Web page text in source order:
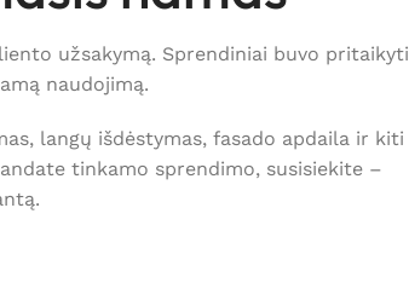
užsakymą. Sprendiniai buvo pritaikyti
naudojimą.
langų išdėstymas, fasado apdaila ir kiti
tinkamo sprendimo, susisiekite –